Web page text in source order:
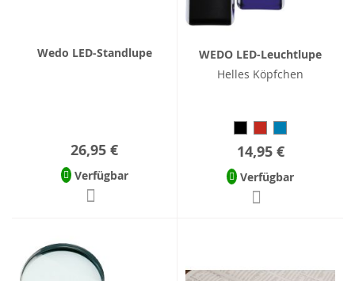
Wedo LED-Standlupe
26,95 €
Verfügbar
WEDO LED-Leuchtlupe
Helles Köpfchen
14,95 €
Verfügbar